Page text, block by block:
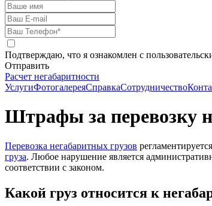
Подтверждаю, что я ознакомлен с
Отправить
Расчет негабаритности
УслугиФотогалереяСправкаСотрудничество
Штрафы за перевозку
Перевозка негабаритных грузов
груза. Любое нарушение является
соответствии с законом.
Какой груз относится к